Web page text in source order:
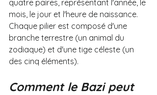
quatre paires, représentant l'année, le
mois, le jour et l'heure de naissance.
Chaque pilier est composé d'une
branche terrestre (un animal du
zodiaque) et d'une tige céleste (un
des cinq éléments).
Comment le Bazi peut